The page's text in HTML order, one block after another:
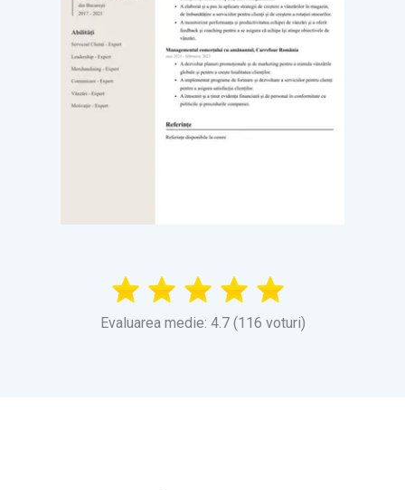
Evaluarea medie: 4.7 (116 voturi)